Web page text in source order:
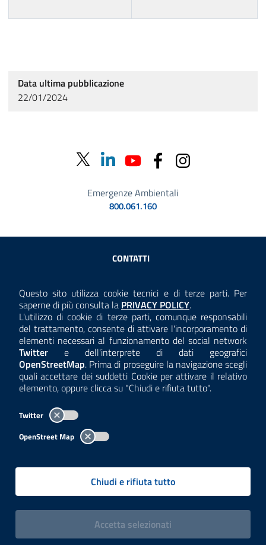
Questo sito utilizza cookie tecnici e di terze parti. Per
saperne di più consulta la Consulta la
PRIVACY POLICY.
L'utilizzo di cookie di terze parti, comunque responsabili
del trattamento, consente di attivare l'incorporamento di
elementi necessari al funzionamento del social network
Twitter e dell'interprete di dati geografici
OpenStreetMap. Prima di proseguire la navigazione scegli
quali accettare dei suddetti Cookie per attivare il relativo
elemento, oppure clicca su "Chiudi e rifiuta tutto".
Twitter
OpenStreet Map
Chiudi e rifiuta tutto
Accettai cookies
selezionati
Data ultima pubblicazione
22/01/2024
Emergenze Ambientali
800.061.160
Sezione Link Utili
CONTATTI
ANTICORRUZIONE
ACCESSIBILITÀ
COOKIE E PRIVACY
TEMI A-Z
Per l'utilizzo del logo e dei dati fare riferimento al regolamento
consultabile aquesta pagina
P.IVA: 13015060158 | CUU-PA: UFCPQZ